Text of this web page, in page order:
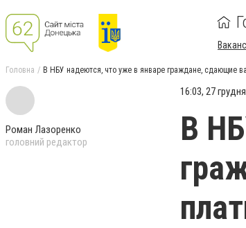
Головна В НБУ надеются, что уже в январе граждане, сдающие
Роман Лазоренко
головний редактор
16:03, 27
В